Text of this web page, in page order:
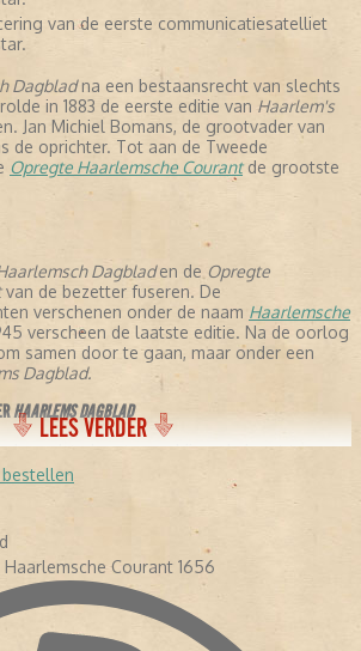
van de eerste communicatiesatelliet
Dagbladna een bestaansrecht van slechts
in 1883 de eerste editie van Haarlem's
Jan Michiel Bomans, de grootvader van
de oprichter. Tot aan de Tweede
Opregte Haarlemsche Courantde grootste
Dagbladen de Opregte
van de bezetter fuseren. De
verschenen onder de naam Haarlemsche
verscheen de laatste editie. Na de oorlog
samen door te gaan, maar onder een
Dagblad.
HAARLEMS DAGBLAD
oudste krant verschijnende krant ter
met de
schreven een aantal letterkundigen voor
Huet en Eduard Douwes Dekker, beter
de toevoeging:Oprechte haarlemsche
avondkrant in een ochtendkrant.
hebben voor de krant geschreven,
LEES VERDER
Courant 1656